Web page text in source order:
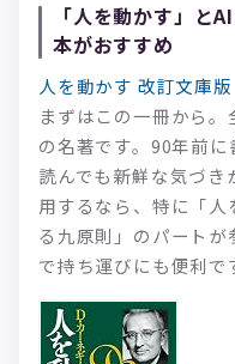
「人を動かす」と
本がおすすめ
人を動かす 改訂文庫版
まずはこの一冊から
の名著です。90年前
読んでも新鮮な気づ
用するなら、特に「
る九原則」のパート
で持ち運びにも便利で